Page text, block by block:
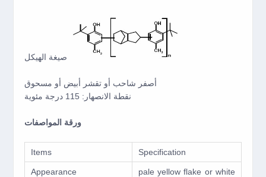
أصفر شاحب أو تقشر أبيض أو مسحوق
نقطة الانصهار: 115 درجة مئوية
ورقة المواصفات
Items Specification
Appearance
pale yellow flake or white